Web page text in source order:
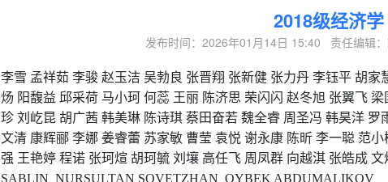
2018级经济学
发布时间：2026年01月14日 15:40 责任编辑
李雪 孟祥茹 李骏 赵玉洁 吴勃良 张晋翔 张新健 张力丹 李钰平 胡家
炀 阳馥益 邱采荷 马小珂 何蕊 王丽 陈济思 荣闪闪 赵冬旭 张翼飞 梁
珍 刘屹昆 胡广茜 韩美琳 陈诗琪 蔡田奋若 魏全睿 周圣冯 韩昊洋 罗
文清 康辉郦 李娜 姜睿蕾 苏家敏 曹莹 袁悦 谢永康 陈昕 李一聪 范小
强 王艳婷 程诺 张珂煊 胡珂毓 刘壤 高任飞 周凤群 向越淇 张皓成 文
SABLIN NURSULTAN SOVETZHAN OYBEK ABDUMALIKOV